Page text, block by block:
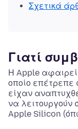
Σχετικά
Γιατί
Η Apple αφαιρεί
οποίο
είχαν
να λειτουργούν
Apple Silicon